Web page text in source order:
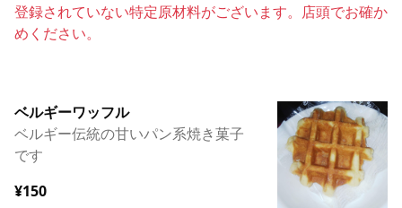
登録されていない特定原材料がございます。店頭でお確か
めください。
ベルギーワッフル
ベルギー伝統の甘いパン系焼き菓子
です
¥150